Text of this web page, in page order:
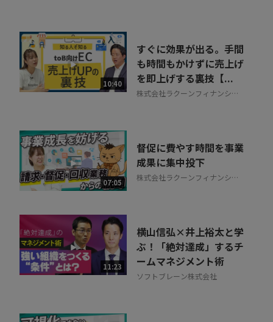
10:40
すぐに効果が出る。手間
も時間もかけずに売上げ
を即上げする裏技【...
株式会社ラクーンフィナンシャ
07:05
督促に費やす時間を事業
成果に集中投下
株式会社ラクーンフィナンシャ
11:23
横山信弘×井上裕太と学
ぶ！「絶対達成」するチ
ームマネジメント術
ソフトブレーン株式会社